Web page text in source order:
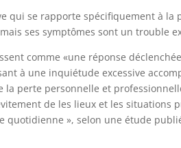
qui se rapporte spécifiquement à la
ses symptômes sont un trouble
comme «une réponse
à une inquiétude excessive
perte personnelle et
de les lieux et les situations
», selon une étude